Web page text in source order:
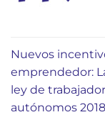
Nuevos
emprendedor:
ley de
autónomos 2018